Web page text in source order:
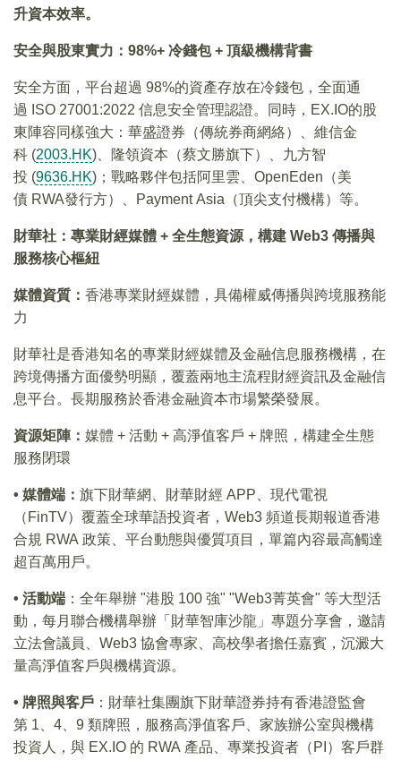
升資本效率。
安全與股東實力：98%+ 冷錢包 + 頂級機構背書
安全方面，平台超過 98%的資產存放在冷錢包，全面通
過 ISO 27001:2022 信息安全管理認證。同時，EX.IO的股
東陣容同樣強大：華盛證券（傳統券商網絡）、維信金
科 (2003.HK)、隆領資本（蔡文勝旗下）、九方智
投 (9636.HK)；戰略夥伴包括阿里雲、OpenEden（美
債 RWA發行方）、Payment Asia（頂尖支付機構）等。
財華社：專業財經媒體 + 全生態資源，構建 Web3 傳播與
服務核心樞紐
媒體資質： 香港專業財經媒體，具備權威傳播與跨境服務能
力
財華社是香港知名的專業財經媒體及金融信息服務機構，在
跨境傳播方面優勢明顯，覆蓋兩地主流程財經資訊及金融信
息平台。長期服務於香港金融資本市場繁榮發展。
資源矩陣： 媒體 + 活動 + 高淨值客戶 + 牌照，構建全生態
服務閉環
• 媒體端： 旗下財華網、財華財經 APP、現代電視
（FinTV）覆蓋全球華語投資者，Web3 頻道長期報道香港
合規 RWA 政策、平台動態與優質項目，單篇內容最高觸達
超百萬用戶。
• 活動端 ：全年舉辦 "港股 100 強" "Web3菁英會" 等大型活
動，每月聯合機構舉辦「財華智庫沙龍」專題分享會，邀請
立法會議員、Web3 協會專家、高校學者擔任嘉賓，沉澱大
量高淨值客戶與機構資源。
• 牌照與客戶 ：財華社集團旗下財華證券持有香港證監會
第 1、4、9 類牌照，服務高淨值客戶、家族辦公室與機構
投資人，與 EX.IO 的 RWA 產品、專業投資者（PI）客戶群